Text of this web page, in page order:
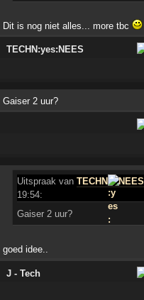
Dit is nog niet alles... more tbc
TECHN:yes:NEES
Gaiser 2 uur?
Uitspraak vanTECHN NEES
19:54:
Gaiser 2 uur?
goed idee..
J - Tech